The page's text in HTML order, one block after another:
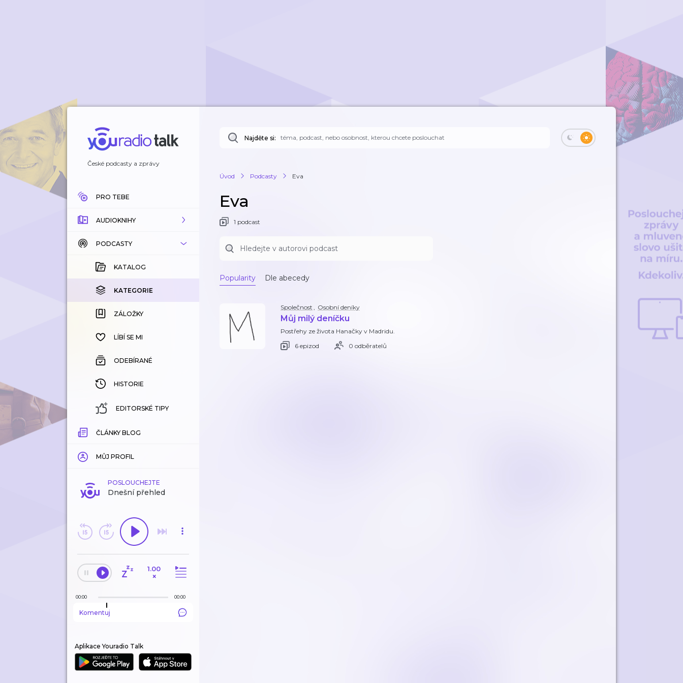
České podcasty a zprávy
PRO TEBE
AUDIOKNIHY
KATALOG
KOUPENÉ
KATEGORIE
ZÁLOŽKY
HISTORIE
PODCASTY
KATALOG
KATEGORIE
ZÁLOŽKY
LÍBÍ SE MI
ODEBÍRANÉ
HISTORIE
EDITORSKÉ TIPY
ČLÁNKY BLOG
MŮJ PROFIL
POSLOUCHEJTE
Dnešní přehled
1.00
×
00:00 00:00
Komentuj
Aplikace Youradio Talk
Najděte si:
Úvod Podcasty Eva
Eva
1 podcast
Popularity Dle abecedy
Společnost , Osobní deníky
Můj milý deníčku
Postřehy ze života Hanačky v Madridu.
6 epizod
0 odběratelů